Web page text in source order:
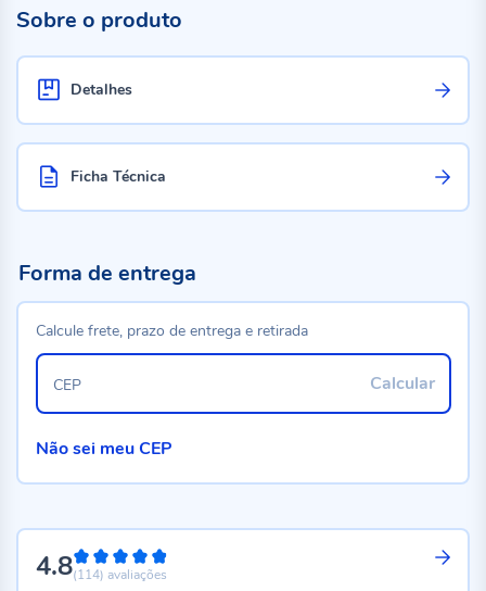
Sobre o produto
Detalhes
Ficha Técnica
4.896%
(114) avaliações
Forma de entrega
Calcule frete, prazo de entrega e retirada
Calcular
CEP
Não sei meu CEP